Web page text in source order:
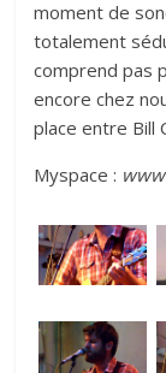
moment de
totalement
comprend pas
encore chez
place entre Bill
Myspace :